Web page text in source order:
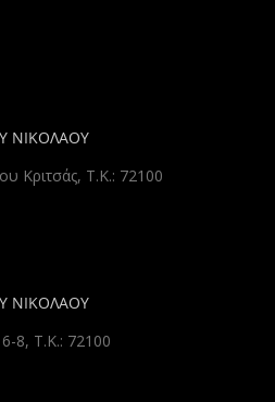
ΝΙΚΟΛΑΟΥ
Κριτσάς, Τ.Κ.: 72100
ΝΙΚΟΛΑΟΥ
8, Τ.Κ.: 72100